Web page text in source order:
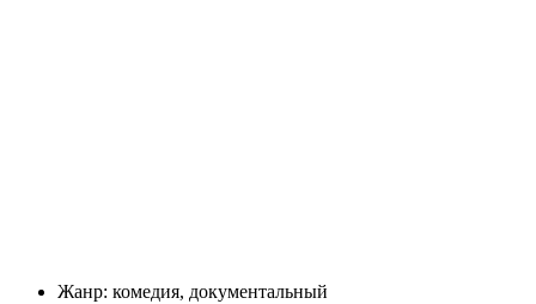
Жанр: комедия, документальный